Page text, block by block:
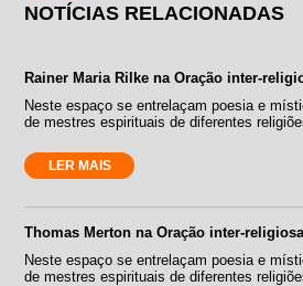
NOTÍCIAS RELACIONADAS
Rainer Maria Rilke na Oração inter-
Neste espaço se entrelaçam poesia e
de mestres espirituais de diferentes
LER MAIS
Thomas Merton na Oração inter-
Neste espaço se entrelaçam poesia e
de mestres espirituais de diferentes